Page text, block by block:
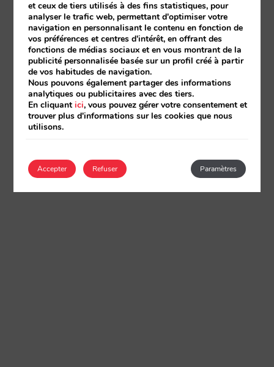
et ceux de tiers utilisés à des fins statistiques, pour
analyser le trafic web, permettant d'optimiser votre
navigation en personnalisant le contenu en fonction de
vos préférences et centres d'intérêt, en offrant des
fonctions de médias sociaux et en vous montrant de la
publicité personnalisée basée sur un profil créé à partir
de vos habitudes de navigation.
Nous pouvons également partager des informations
analytiques ou publicitaires avec des tiers.
En cliquantici, vous pouvez gérer votre consentement et
trouver plus d'informations sur les cookies que nous
utilisons.
Accepter Paramètres
Refuser